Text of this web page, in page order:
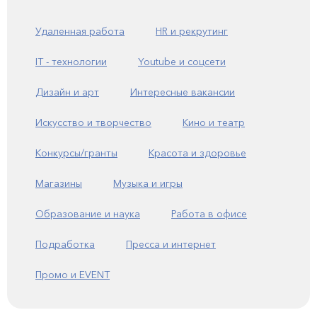
Удаленная работа HR и рекрутинг
IT - технологии Youtube и соцсети
Дизайн и арт Интересные вакансии
Искусство и творчество Кино и театр
Конкурсы/гранты Красота и здоровье
Магазины Музыка и игры
Образование и наука Работа в офисе
Подработка Пресса и интернет
Промо и EVENT